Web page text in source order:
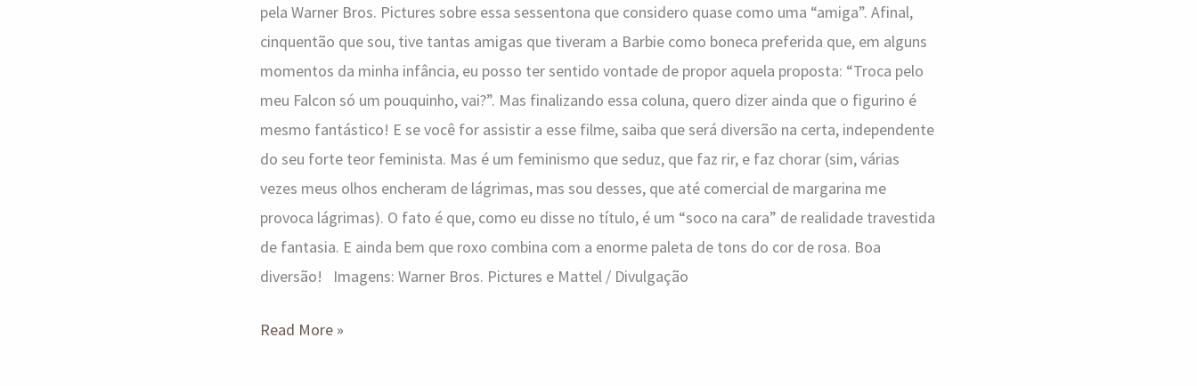
pela Warner Bros. Pictures sobre essa sessentona que considero quase como uma “amiga”. Afinal,
cinquentão que sou, tive tantas amigas que tiveram a Barbie como boneca preferida que, em alguns
momentos da minha infância, eu posso ter sentido vontade de propor aquela proposta: “Troca pelo
meu Falcon só um pouquinho, vai?”. Mas finalizando essa coluna, quero dizer ainda que o figurino é
mesmo fantástico! E se você for assistir a esse filme, saiba que será diversão na certa, independente
do seu forte teor feminista. Mas é um feminismo que seduz, que faz rir, e faz chorar (sim, várias
vezes meus olhos encheram de lágrimas, mas sou desses, que até comercial de margarina me
provoca lágrimas). O fato é que, como eu disse no título, é um “soco na cara” de realidade travestida
de fantasia. E ainda bem que roxo combina com a enorme paleta de tons do cor de rosa. Boa
diversão! Imagens: Warner Bros. Pictures e Mattel / Divulgação
Read More »